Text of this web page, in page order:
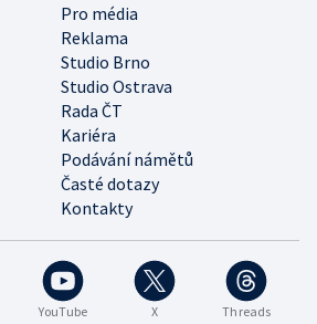
Pro média
Reklama
Studio Brno
Studio Ostrava
Rada ČT
Kariéra
Podávání námětů
Časté dotazy
Kontakty
YouTube X Threads